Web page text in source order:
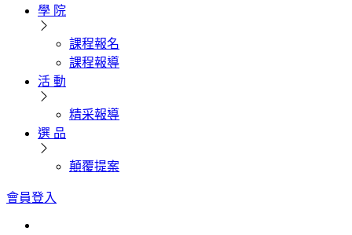
學 院
課程報名
課程報導
活 動
精采報導
選 品
顛覆提案
會員登入